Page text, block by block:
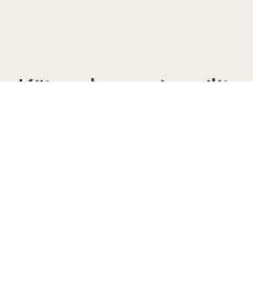
Kiitos kun vierailit